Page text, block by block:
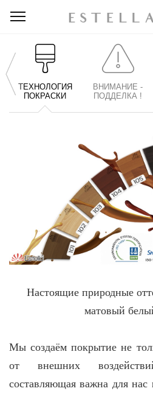
ТЕХНОЛОГИЯ
ПОКРАСКИ
ВНИМАНИЕ -
ПОДДЕЛКА !
Настоящие природные
матовый
Мы создаём покрытие не
от внешних
составляющая важна для